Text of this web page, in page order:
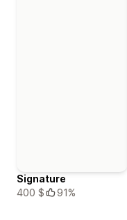
Signature
400 $
91%